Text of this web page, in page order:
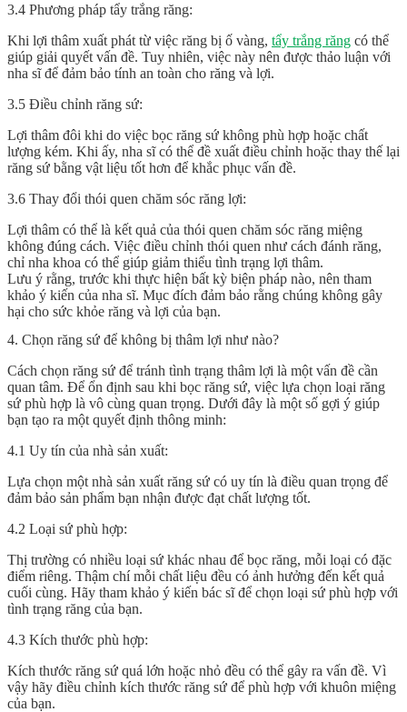
3.4 Phương pháp tẩy trắng răng:
Khi lợi thâm xuất phát từ việc răng bị ố vàng, tẩy trắng răng có thể
giúp giải quyết vấn đề. Tuy nhiên, việc này nên được thảo luận với
nha sĩ để đảm bảo tính an toàn cho răng và lợi.
3.5 Điều chỉnh răng sứ:
Lợi thâm đôi khi do việc bọc răng sứ không phù hợp hoặc chất
lượng kém. Khi ấy, nha sĩ có thể đề xuất điều chỉnh hoặc thay thế lại
răng sứ bằng vật liệu tốt hơn để khắc phục vấn đề.
3.6 Thay đổi thói quen chăm sóc răng lợi:
Lợi thâm có thể là kết quả của thói quen chăm sóc răng miệng
không đúng cách. Việc điều chỉnh thói quen như cách đánh răng,
chỉ nha khoa có thể giúp giảm thiểu tình trạng lợi thâm.
Lưu ý rằng, trước khi thực hiện bất kỳ biện pháp nào, nên tham
khảo ý kiến của nha sĩ. Mục đích đảm bảo rằng chúng không gây
hại cho sức khỏe răng và lợi của bạn.
4. Chọn răng sứ để không bị thâm lợi như nào?
Cách chọn răng sứ để tránh tình trạng thâm lợi là một vấn đề cần
quan tâm. Để ổn định sau khi bọc răng sứ, việc lựa chọn loại răng
sứ phù hợp là vô cùng quan trọng. Dưới đây là một số gợi ý giúp
bạn tạo ra một quyết định thông minh:
4.1 Uy tín của nhà sản xuất:
Lựa chọn một nhà sản xuất răng sứ có uy tín là điều quan trọng để
đảm bảo sản phẩm bạn nhận được đạt chất lượng tốt.
4.2 Loại sứ phù hợp:
Thị trường có nhiều loại sứ khác nhau để bọc răng, mỗi loại có đặc
điểm riêng. Thậm chí mỗi chất liệu đều có ảnh hưởng đến kết quả
cuối cùng. Hãy tham khảo ý kiến bác sĩ để chọn loại sứ phù hợp với
tình trạng răng của bạn.
4.3 Kích thước phù hợp:
Kích thước răng sứ quá lớn hoặc nhỏ đều có thể gây ra vấn đề. Vì
vậy hãy điều chỉnh kích thước răng sứ để phù hợp với khuôn miệng
của bạn.